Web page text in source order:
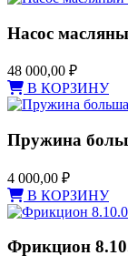
Насос
48 000,00 ₽
В КОРЗИНУ
Пружина
4 000,00 ₽
В КОРЗИНУ
Фрикцион